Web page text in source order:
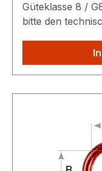
Güteklasse 8 / G80 Die Maße
bitte den
unserem Shop
die höheren